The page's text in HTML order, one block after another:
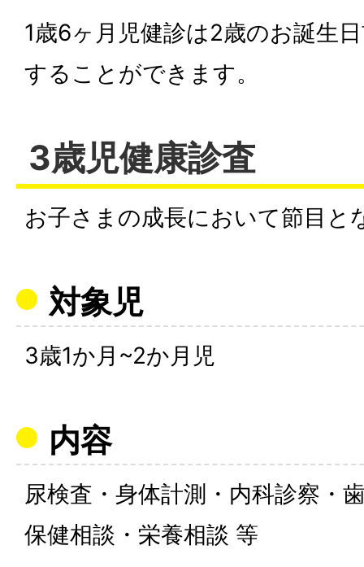
1歳6ヶ月児健診は2歳のお誕生
することができます。
3歳児健康診査
お子さまの成長において節目と
対象児
3歳1か月~2か月児
内容
尿検査・身体計測・内科診察・
保健相談・栄養相談 等